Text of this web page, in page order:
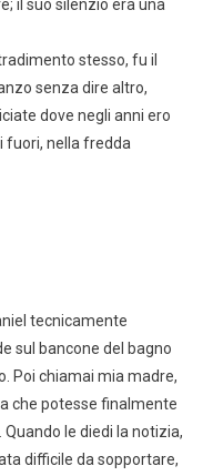
il suo silenzio era una
stesso, fu il
senza dire altro,
dove negli anni ero
fuori, nella fredda
tecnicamente
sul bancone del bagno
Poi chiamai mia madre,
che potesse finalmente
le diedi la notizia,
difficile da sopportare,